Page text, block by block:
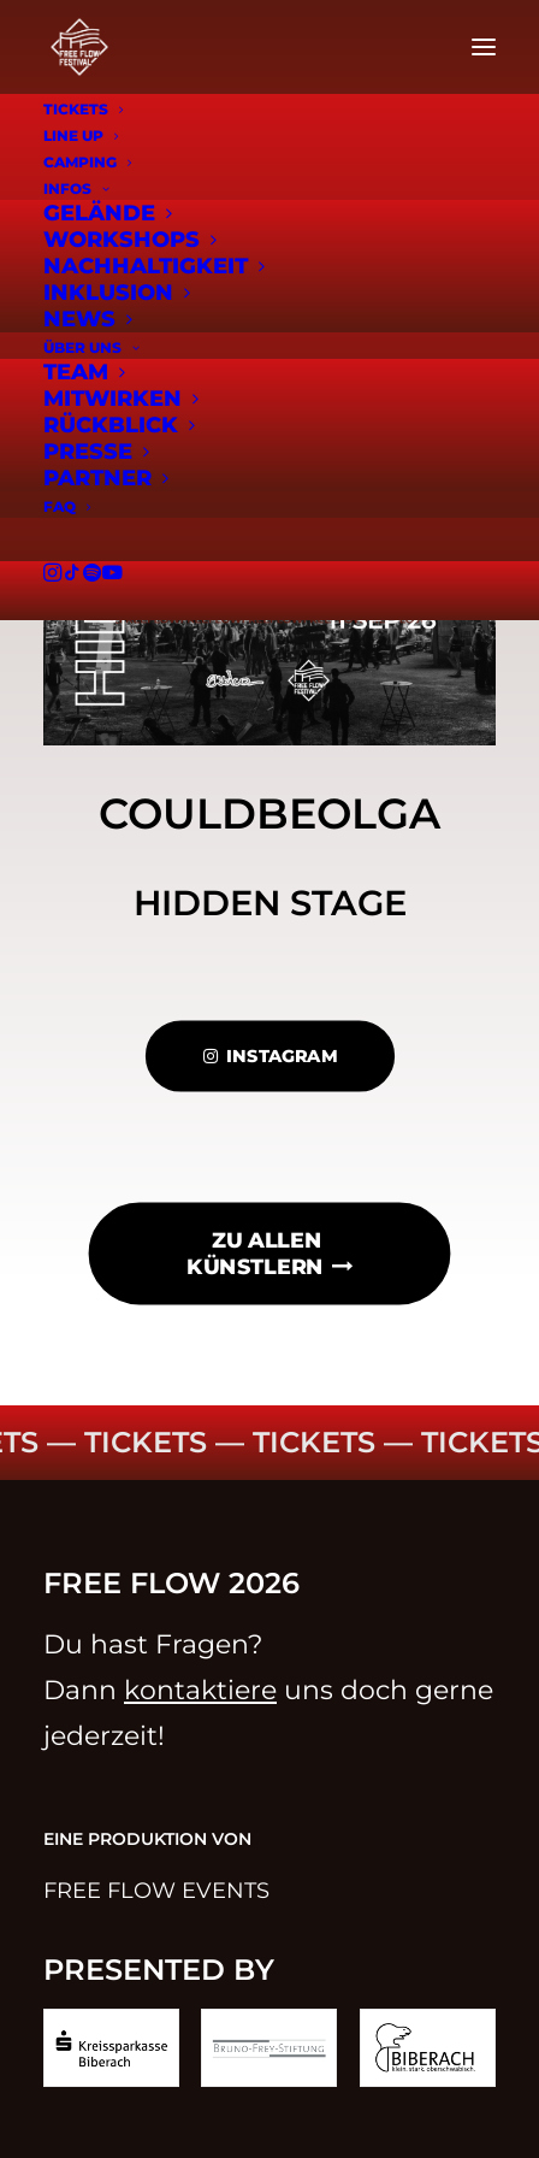
TICKETS
LINE UP
CAMPING
INFOS
GELÄNDE
WORKSHOPS
NACHHALTIGKEIT
INKLUSION
NEWS
ÜBER UNS
TEAM
MITWIRKEN
RÜCKBLICK
PRESSE
PARTNER
FAQ
COULDBEOLGA
HIDDEN STAGE
INSTAGRAM
ZU ALLEN
KÜNSTLERN
–– TICKETS –– TICKETS –– TICKETS
FREE FLOW 2026
Du hast Fragen?
Dann kontaktiere uns doch gerne
jederzeit!
EINE PRODUKTION VON
FREE FLOW EVENTS
PRESENTED BY